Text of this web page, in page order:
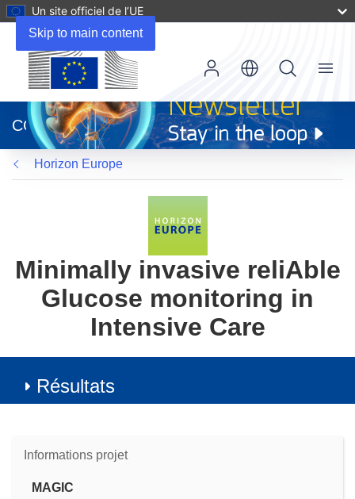
Skip to main content
Un site officiel de l’UE
dans
une
nouvelle
fenêtre)
CORDIS
Menu
Horizon Europe
Minimally invasive reliAble
Glucose monitoring in
Intensive Care
Résultats
Informations projet
MAGIC